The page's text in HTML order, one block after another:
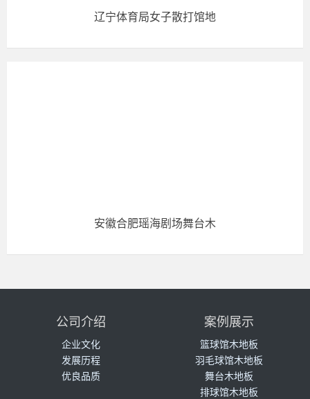
辽宁体育局女子散打馆地
安徽合肥瑶海剧场舞台木
公司介绍
企业文化
发展历程
优良品质
案例展示
篮球馆木地板
羽毛球馆木地板
舞台木地板
排球馆木地板